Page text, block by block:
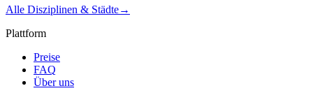
Alle Disziplinen & Städte→
Plattform
Preise
FAQ
Über uns